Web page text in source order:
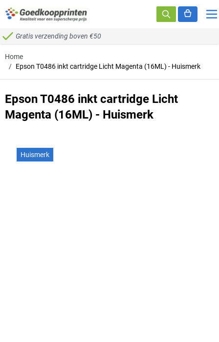
Ga naar de inhoud
Gratis verzending boven €50
Home
/ Epson T0486 inkt cartridge Licht Magenta (16ML) - Huismerk
Epson T0486 inkt cartridge Licht
Magenta (16ML) - Huismerk
Huismerk